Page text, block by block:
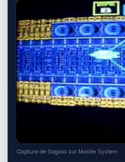
Capture de Sagaia sur Master System